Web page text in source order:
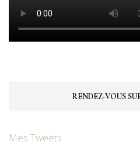
RENDEZ-VOUS
Mes Tweets